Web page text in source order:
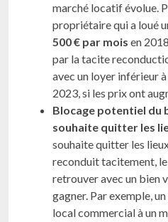
marché locatif évolue.
propriétaire qui a loué
500 € par mois en
par la tacite
avec un loyer inférieur
2023, si les prix ont
Blocage potentiel du
souhaite quitter les
souhaite quitter les
reconduit tacitement,
retrouver avec un bien
gagner. Par exemple,
local commercial à un